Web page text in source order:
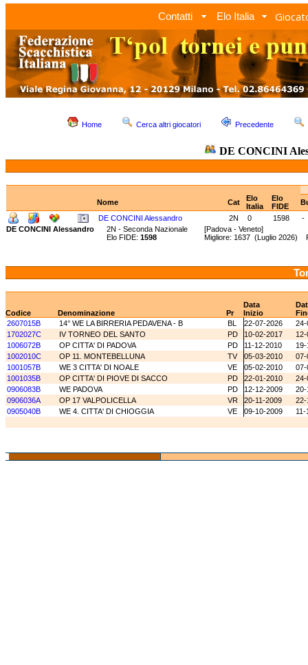
Contatti Elo Italia
Home Cerca altri giocatori Precedente
DE CONCINI
Nome Cat
Elo
Italia
Elo
FIDE
DE CONCINI Alessandro
2N 0 1598
-
DE CONCINI Alessandro
2N - Seconda Nazionale [Padova - Veneto]
Elo FIDE: 1598 Migliore: 1637 (Luglio 2026)
Data
Codice
Denominazione Pr Inizio
2607015B
14° WE LA BIRRERIA PEDAVENA - B BL 22-07-2026
24-
1702027C
IV TORNEO DEL SANTO PD 10-02-2017
1006072B
OP CITTA' DI PADOVA PD 11-12-2010
1002010C
OP 11. MONTEBELLUNA TV 05-03-2010
07-
1001057B
WE 3 CITTA' DI NOALE VE 05-02-2010
07-
1001035B
OP CITTA' DI PIOVE DI SACCO PD 22-01-2010
24-
0906083B
WE PADOVA PD 12-12-2009
20-
0906036A
OP 17 VALPOLICELLA VR 20-11-2009
22-
0905040B
WE 4. CITTA' DI CHIOGGIA VE 09-10-2009